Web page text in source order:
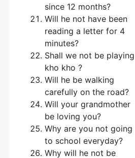
since 12 months?
Will he not have been
reading a letter for 4
minutes?
Shall we not be playing
kho kho ?
Will he be walking
carefully on the road?
Will your grandmother
be loving you?
Why are you not going
to school everyday?
Why will he not be